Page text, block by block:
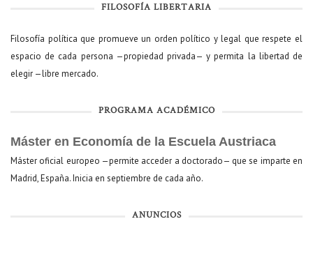
FILOSOFÍA LIBERTARIA
Filosofía política que promueve un orden político y legal que respete el
espacio de cada persona —propiedad privada— y permita la libertad de
elegir —libre mercado.
PROGRAMA ACADÉMICO
Máster en Economía de la Escuela Austriaca
Máster oficial europeo —permite acceder a doctorado— que se imparte en
Madrid, España. Inicia en septiembre de cada año.
ANUNCIOS